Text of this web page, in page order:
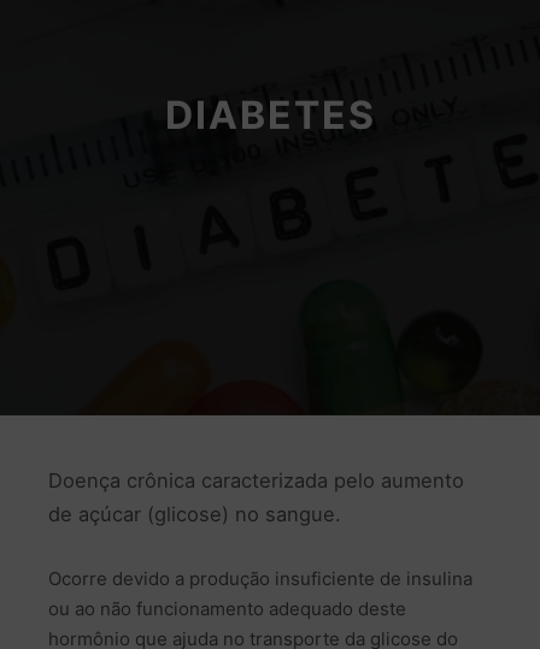
DIABETES
Doença crônica caracterizada pelo aumento
de açúcar (glicose) no sangue.
Ocorre devido a produção insuficiente de insulina
ou ao não funcionamento adequado deste
hormônio que ajuda no transporte da glicose do